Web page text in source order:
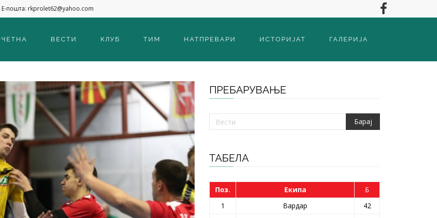
Е-пошта: rkprolet62@yahoo.com
ВЕСТИ КЛУБ ТИМ НАТПРЕВАРИ ИСТОРИЈАТ ГАЛЕРИЈА
ПРЕБАРУВАЊЕ
ТАБЕЛА
Поз. Екипа
Б
1
Вардар
42